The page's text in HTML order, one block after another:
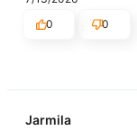
0
0
Jarmila